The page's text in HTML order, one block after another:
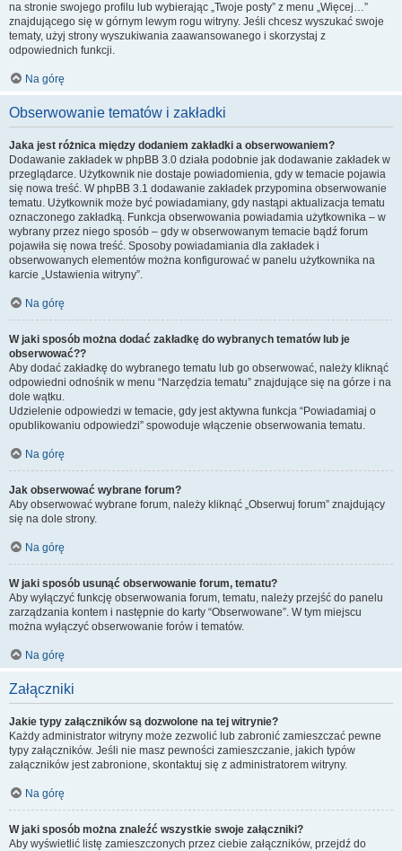
na stronie swojego profilu lub wybierając „Twoje posty” z menu „Więcej…”
znajdującego się w górnym lewym rogu witryny. Jeśli chcesz wyszukać swoje
tematy, użyj strony wyszukiwania zaawansowanego i skorzystaj z
odpowiednich funkcji.
Na górę
Obserwowanie tematów i zakładki
Jaka jest różnica między dodaniem zakładki a obserwowaniem?
Dodawanie zakładek w phpBB 3.0 działa podobnie jak dodawanie zakładek w
przeglądarce. Użytkownik nie dostaje powiadomienia, gdy w temacie pojawia
się nowa treść. W phpBB 3.1 dodawanie zakładek przypomina obserwowanie
tematu. Użytkownik może być powiadamiany, gdy nastąpi aktualizacja tematu
oznaczonego zakładką. Funkcja obserwowania powiadamia użytkownika – w
wybrany przez niego sposób – gdy w obserwowanym temacie bądź forum
pojawiła się nowa treść. Sposoby powiadamiania dla zakładek i
obserwowanych elementów można konfigurować w panelu użytkownika na
karcie „Ustawienia witryny”.
Na górę
W jaki sposób można dodać zakładkę do wybranych tematów lub je
obserwować??
Aby dodać zakładkę do wybranego tematu lub go obserwować, należy kliknąć
odpowiedni odnośnik w menu “Narzędzia tematu” znajdujące się na górze i na
dole wątku.
Udzielenie odpowiedzi w temacie, gdy jest aktywna funkcja “Powiadamiaj o
opublikowaniu odpowiedzi” spowoduje włączenie obserwowania tematu.
Na górę
Jak obserwować wybrane forum?
Aby obserwować wybrane forum, należy kliknąć „Obserwuj forum” znajdujący
się na dole strony.
Na górę
W jaki sposób usunąć obserwowanie forum, tematu?
Aby wyłączyć funkcję obserwowania forum, tematu, należy przejść do panelu
zarządzania kontem i następnie do karty “Obserwowane”. W tym miejscu
można wyłączyć obserwowanie forów i tematów.
Na górę
Załączniki
Jakie typy załączników są dozwolone na tej witrynie?
Każdy administrator witryny może zezwolić lub zabronić zamieszczać pewne
typy załączników. Jeśli nie masz pewności zamieszczanie, jakich typów
załączników jest zabronione, skontaktuj się z administratorem witryny.
Na górę
W jaki sposób można znaleźć wszystkie swoje załączniki?
Aby wyświetlić listę zamieszczonych przez ciebie załączników, przejdź do